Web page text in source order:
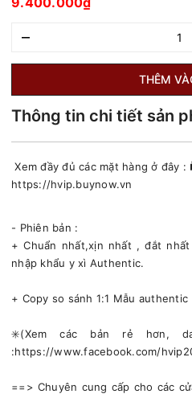
–
THÊM
Thông tin chi tiết sản
Xem đầy đủ các mặt hàng ở đây :
https://hvip.buynow.vn
- Phiên bản :
+ Chuẩn nhất,xịn nhất , đắt
nhập khẩu y xì Authentic.
+ Copy so sánh 1:1 Mẫu authentic
✳️(Xem các bản rẻ hơn,
:https://www.facebook.com/
==> Chuyên cung cấp cho các